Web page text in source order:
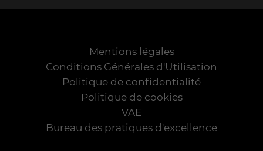
Mentions légales
Conditions Générales d'Utilisation
Politique de confidentialité
Politique de cookies
VAE
Bureau des pratiques d'excellence